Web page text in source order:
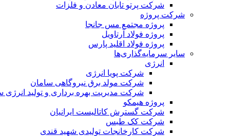
شرکت پرتو تابان معادن و فلزات
شرکت پروژه
پروژه مجتمع مس جانجا
پروژه فولاد آرتاویل
پروژه فولاد اقلید پارس
سایر سرمایه‌گذاری‌ها
انرژی
شرکت پویا انرژی
شرکت مولد برق نیروگاهی سامان
شرکت مدیریت بهره برداری و تولید انرژی
پروژه هیمکو
شرکت گسترش کاتالیست ایرانیان
شرکت کک طبس
شرکت کارخانجات تولیدی شهید قندی